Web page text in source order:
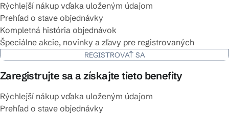
Rýchlejší nákup vďaka uloženým údajom
Prehľad o stave objednávky
Kompletná história objednávok
Špeciálne akcie, novinky a zľavy pre registrovaných
REGISTROVAŤ SA
Zaregistrujte sa a získajte tieto benefity
Rýchlejší nákup vďaka uloženým údajom
Prehľad o stave objednávky